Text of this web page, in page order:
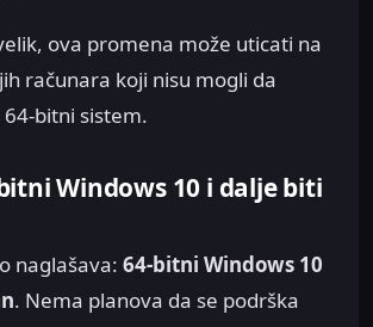
ova promena može uticati na
računara koji nisu mogli da
bitni sistem.
Windows 10 i dalje biti
naglašava: 64-bitni Windows 10
. Nema planova da se podrška